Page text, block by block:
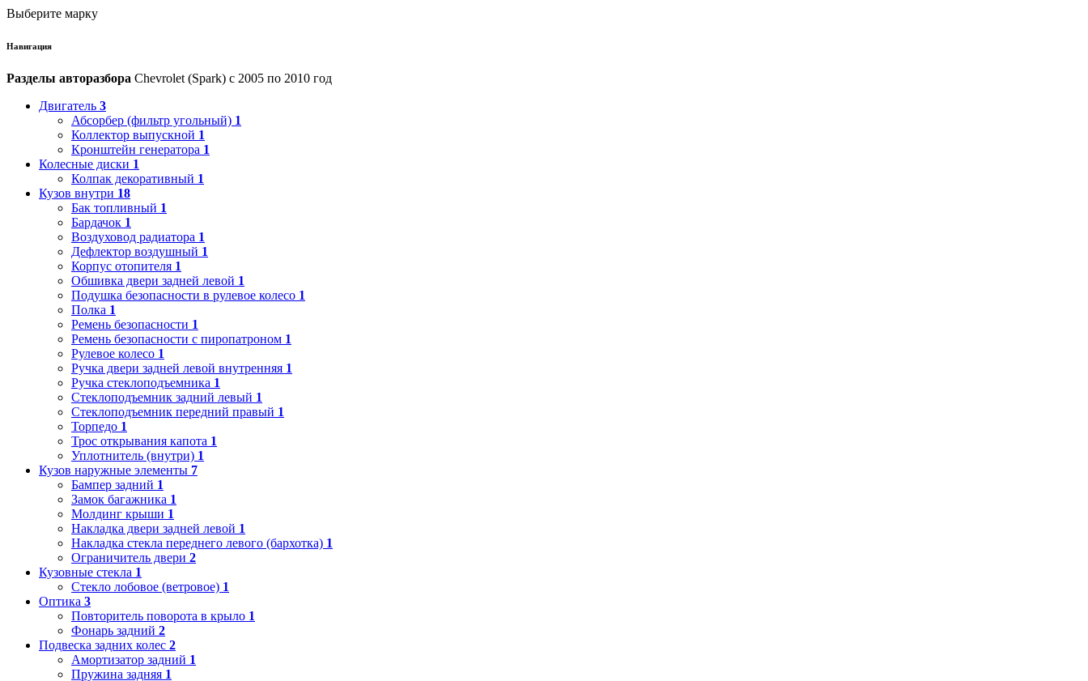
Выберите марку
Навигация
Разделы авторазбора Chevrolet (Spark) с 2005 по 2010 год
Двигатель 3
Абсорбер (фильтр угольный) 1
Коллектор выпускной 1
Кронштейн генератора 1
Колесные диски 1
Колпак декоративный 1
Кузов внутри 18
Бак топливный 1
Бардачок 1
Воздуховод радиатора 1
Дефлектор воздушный 1
Корпус отопителя 1
Обшивка двери задней левой 1
Подушка безопасности в рулевое колесо 1
Полка 1
Ремень безопасности 1
Ремень безопасности с пиропатроном 1
Рулевое колесо 1
Ручка двери задней левой внутренняя 1
Ручка стеклоподъемника 1
Стеклоподъемник задний левый 1
Стеклоподъемник передний правый 1
Торпедо 1
Трос открывания капота 1
Уплотнитель (внутри) 1
Кузов наружные элементы 7
Бампер задний 1
Замок багажника 1
Молдинг крыши 1
Накладка двери задней левой 1
Накладка стекла переднего левого (бархотка) 1
Ограничитель двери 2
Кузовные стекла 1
Стекло лобовое (ветровое) 1
Оптика 3
Повторитель поворота в крыло 1
Фонарь задний 2
Подвеска задних колес 2
Амортизатор задний 1
Пружина задняя 1